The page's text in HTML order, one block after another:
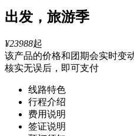
出发，旅游季
¥23988起
该产品的价格和团期会实时变
核实无误后，即可支付
线路特色
行程介绍
费用说明
签证说明